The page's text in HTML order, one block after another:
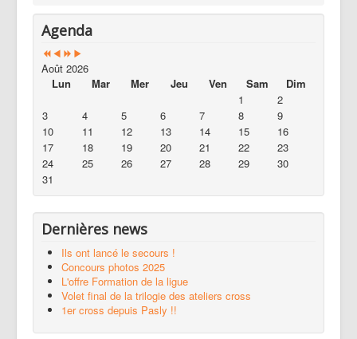
Agenda
Août 2026
Lun
Mar Mer Jeu Ven Sam
Dim
1
2
3
4 5 6 7 8
9
10
11 12 13 14 15
16
17
18 19 20 21 22
23
24
25 26 27 28 29
30
31
Dernières news
Ils ont lancé le secours !
Concours photos 2025
L'offre Formation de la ligue
Volet final de la trilogie des ateliers cross
1er cross depuis Pasly !!